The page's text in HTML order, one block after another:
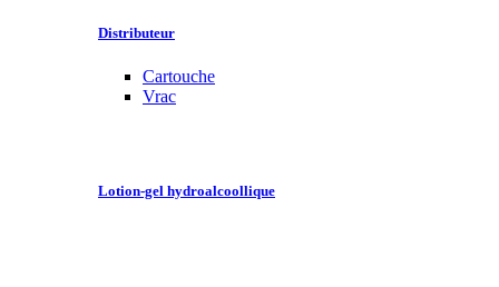
Distributeur
Cartouche
Vrac
Lotion-gel hydroalcoollique